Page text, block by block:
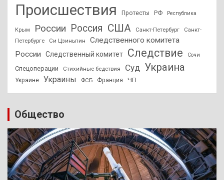
Происшествия Протесты РФ Республика
Крым России Россия США Санкт-Петербург
Санкт-
Петербурге
Си Цзиньпин
Следственного комитета
России
Следственный комитет Следствие Сочи
Спецоперации Стихийные бедствия Суд Украина
Украине Украины ФСБ Франция ЧП
Общество